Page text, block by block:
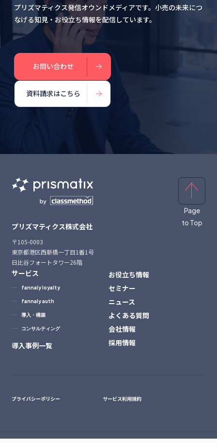
プリズマティクス発信オウンドメディアです。小売の未来につ
なげる知見・お役立ち情報を配信しています。
お問い合わせ
資料請求はこちら
プリズマティクス株式会社
〒105-0003
東京都港区西新橋一丁目1番1号
日比谷フォートタワー26階
サービス
fannaly loyalty
fannaly auth
導入・構築
コンサルティング
導入事例一覧
お役立ち情報
セミナー
ニュース
よくある質問
会社情報
採用情報
プライバシーポリシー サービス利用規約
Page
to Top